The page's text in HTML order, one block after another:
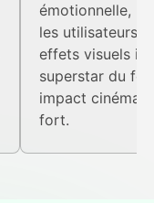
émotionnelle,
les utilisateurs
effets visuels
superstar du
impact
fort.